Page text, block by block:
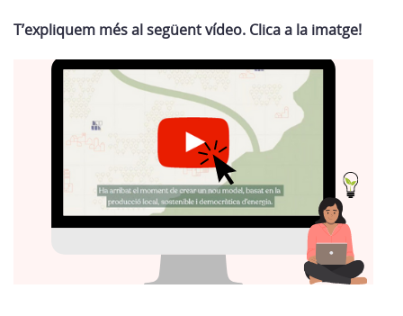
T’expliquem més al següent vídeo. Clica a la imatge!